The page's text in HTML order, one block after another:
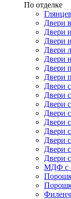
По отделке
Двери
Двери
Двери
Двери
Двери
Двери
Двери
Двери
Двери
Двери
Двери
Двери
Двери
Двери
Двери
Двери
МДФ с